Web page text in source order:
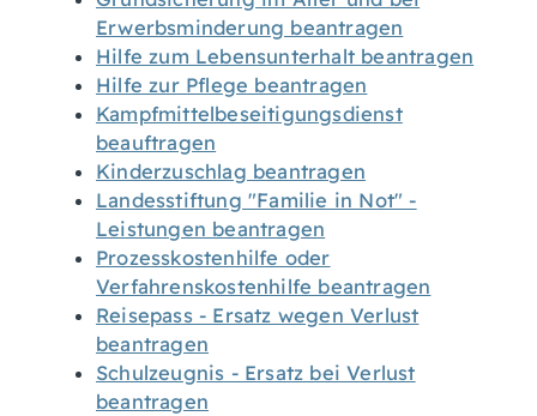
Erwerbsminderung beantragen
Hilfe zum Lebensunterhalt beantragen
Hilfe zur Pflege beantragen
Kampfmittelbeseitigungsdienst
beauftragen
Kinderzuschlag beantragen
Landesstiftung "Familie in Not" -
Leistungen beantragen
Prozesskostenhilfe oder
Verfahrenskostenhilfe beantragen
Reisepass - Ersatz wegen Verlust
beantragen
Schulzeugnis - Ersatz bei Verlust
beantragen